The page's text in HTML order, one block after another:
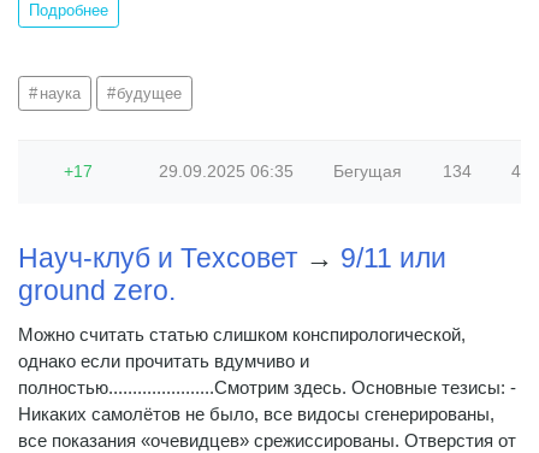
Подробнее
наука будущее
+17 29.09.2025 06:35 Бегущая 134
Науч-клуб и Техсовет → 9/11 или
ground zero.
Можно считать статью слишком конспирологической,
однако если прочитать вдумчиво и
полностью......................Смотрим здесь. Основные тезисы: -
Никаких самолётов не было, все видосы сгенерированы,
все показания «очевидцев» срежиссированы. Отверстия от